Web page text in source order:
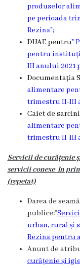
produselor
pe perioada
Rezina”;
DUAE pentru”
pentru
III anului 2021
Documentația
alimentare
trimestru II-III
Caiet de
alimentare
trimestru II-III
Servicii de curățenie
servicii conexe în
(repetat)
Darea de
publice:”
urban, rural și
Rezina pentru
Anunt de
curățenie și